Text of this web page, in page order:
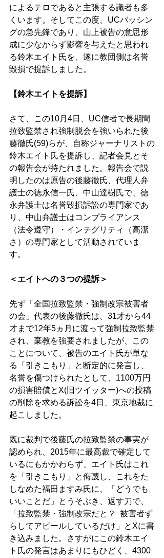
によるテロであると主張する識者も多
くいます。そしてこの度、UCバッシン
グの急先鋒であり、山上被告の意思形
成に少なからず影響を与えたと思われ
る鈴木エイト氏を、遂に教団側は名誉
毀損で提訴しました。
【鈴木エイトを提訴】
さて、この10月4日、UC信者で長期間
拉致監禁され強制脱会を強いられた後
藤徹氏(59)らが、自称ジャーナリストの
鈴木エイト氏を提訴し、記者会見とそ
の報告会が持たれました。報告会で説
明したのは原告の後藤徹氏、代理人弁
護士の徳永信一氏、中山達樹氏で、徳
永弁護士は名誉毀損訴訟の専門家であ
り、中山弁護士はコンプライアンス
（法令遵守）・インテグリティ（高潔
さ）の専門家として活動されていま
す。
＜エイトへの３つの提訴＞
先ず「全国拉致監禁・強制改宗被害者
の会」代表の後藤徹氏は、31才から44
才まで12年5ヵ月に渡って強制拉致監禁
され、棄教を強要されましたが、この
ことについて、被告のエイト氏が単な
る「引きこもり」と断定的に発言し、
名誉を傷つけられたとして、1100万円
の損害賠償とX(旧ツイッター)への投稿
の削除を求める訴訟を4日、東京地裁に
起こしました。
既に裁判で後藤氏の拉致監禁の事実が
認められ、2015年に最高裁で確定して
いるにもかかわらず、エイト氏はこれ
を「引きこもり」と侮蔑し、これをた
しなめた福田ますみ氏に、「どうでも
いいことだ」とうそぶき、返す刀で、
「拉致監禁・強制改宗だと？  被害者ず
らしてアピールしているだけ」とXに書
き込みました。さすがにこの鈴木エイ
ト氏の発言はあまりにもひどく、4300